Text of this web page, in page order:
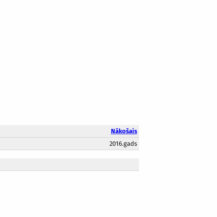
Nākošais
2016.gads